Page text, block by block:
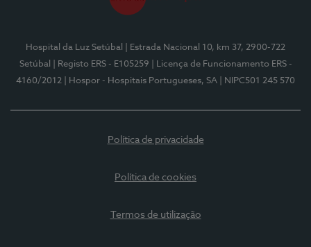
Hospital da Luz Setúbal
| Estrada Nacional 10, km 37, 2900-722
Setúbal
| Registo ERS - E105259
| Licença de Funcionamento ERS -
4160/2012
| Hospor - Hospitais Portugueses, SA | NIPC501 245 570
Política de privacidade
Política de cookies
Termos de utilização